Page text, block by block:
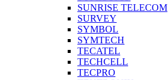
SUNRISE TELECOM
SURVEY
SYMBOL
SYMTECH
TECATEL
TECHCELL
TECPRO